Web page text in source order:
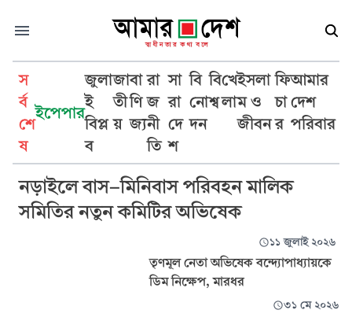
স
র্ব
শে
ষ
ইপেপার
জুলা
ই
বিপ্ল
ব
জা
তী
য়
বা
ণি
জ্য
রা
জ
নী
তি
সা
রা
দে
শ
বি
নো
দন
বি
শ্ব
খে
লা
ইসলা
ম ও
জীবন
ফি
চা
র
আমার
দেশ
পরিবার
অভিষেক
নড়াইলে বাস-মিনিবাস পরিবহন মালিক
সমিতির নতুন কমিটির অভিষেক
১১ জুলাই ২০২৬
তৃণমূল নেতা অভিষেক বন্দ্যোপাধ্যায়কে
ডিম নিক্ষেপ, মারধর
৩১ মে ২০২৬